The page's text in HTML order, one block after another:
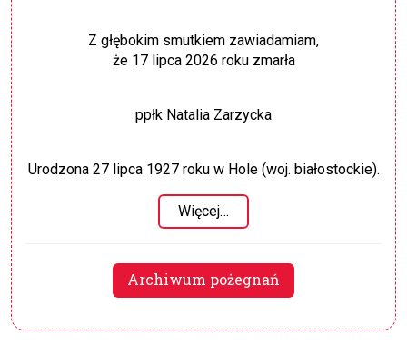
Z głębokim smutkiem zawiadamiam,
że 17 lipca 2026 roku zmarła
ppłk Natalia Zarzycka
Urodzona 27 lipca 1927 roku w Hole (woj. białostockie).
Więcej…
Archiwum pożegnań